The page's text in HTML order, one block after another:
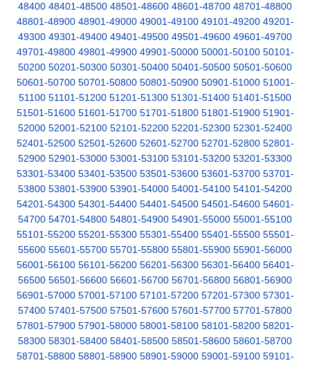
48400 48401-48500 48501-48600 48601-48700 48701-48800
48801-48900 48901-49000 49001-49100 49101-49200 49201-
49300 49301-49400 49401-49500 49501-49600 49601-49700
49701-49800 49801-49900 49901-50000 50001-50100 50101-
50200 50201-50300 50301-50400 50401-50500 50501-50600
50601-50700 50701-50800 50801-50900 50901-51000 51001-
51100 51101-51200 51201-51300 51301-51400 51401-51500
51501-51600 51601-51700 51701-51800 51801-51900 51901-
52000 52001-52100 52101-52200 52201-52300 52301-52400
52401-52500 52501-52600 52601-52700 52701-52800 52801-
52900 52901-53000 53001-53100 53101-53200 53201-53300
53301-53400 53401-53500 53501-53600 53601-53700 53701-
53800 53801-53900 53901-54000 54001-54100 54101-54200
54201-54300 54301-54400 54401-54500 54501-54600 54601-
54700 54701-54800 54801-54900 54901-55000 55001-55100
55101-55200 55201-55300 55301-55400 55401-55500 55501-
55600 55601-55700 55701-55800 55801-55900 55901-56000
56001-56100 56101-56200 56201-56300 56301-56400 56401-
56500 56501-56600 56601-56700 56701-56800 56801-56900
56901-57000 57001-57100 57101-57200 57201-57300 57301-
57400 57401-57500 57501-57600 57601-57700 57701-57800
57801-57900 57901-58000 58001-58100 58101-58200 58201-
58300 58301-58400 58401-58500 58501-58600 58601-58700
58701-58800 58801-58900 58901-59000 59001-59100 59101-